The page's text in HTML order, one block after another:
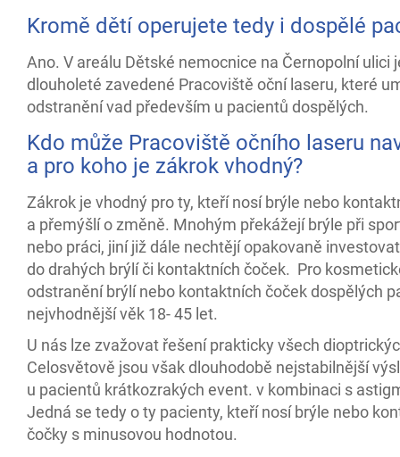
Kromě dětí operujete tedy i dospělé
Ano. V areálu Dětské nemocnice na Černopolní ulici
dlouholeté zavedené Pracoviště oční laseru, které
odstranění vad především u pacientů dospělých.
Kdo může Pracoviště očního laseru
a pro koho je zákrok vhodný?
Zákrok je vhodný pro ty, kteří nosí brýle nebo
a přemýšlí o změně. Mnohým překážejí brýle při
nebo práci, jiní již dále nechtějí opakovaně investovat
do drahých brýlí či kontaktních čoček. Pro
odstranění brýlí nebo kontaktních čoček dospělých
nejvhodnější věk 18- 45 let.
U nás lze zvažovat řešení prakticky všech
Celosvětově jsou však dlouhodobě nejstabilnější
u pacientů krátkozrakých event. v kombinaci s
Jedná se tedy o ty pacienty, kteří nosí brýle nebo
čočky s minusovou hodnotou.